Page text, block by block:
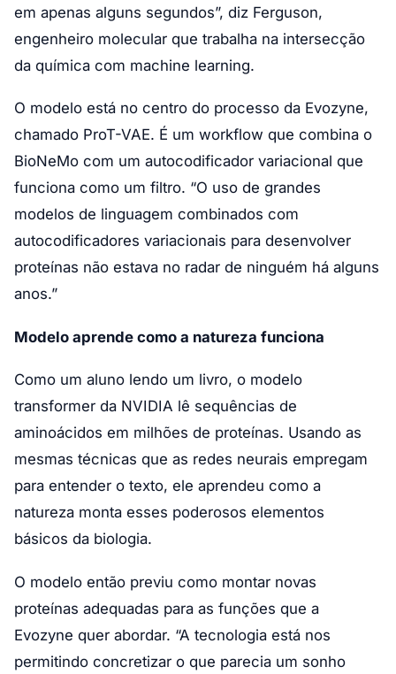
em apenas alguns segundos”, diz Ferguson,
engenheiro molecular que trabalha na intersecção
da química com machine learning.
O modelo está no centro do processo da Evozyne,
chamado ProT-VAE. É um workflow que combina o
BioNeMo com um autocodificador variacional que
funciona como um filtro. “O uso de grandes
modelos de linguagem combinados com
autocodificadores variacionais para desenvolver
proteínas não estava no radar de ninguém há alguns
anos.”
Modelo aprende como a natureza funciona
Como um aluno lendo um livro, o modelo
transformer da NVIDIA lê sequências de
aminoácidos em milhões de proteínas. Usando as
mesmas técnicas que as redes neurais empregam
para entender o texto, ele aprendeu como a
natureza monta esses poderosos elementos
básicos da biologia.
O modelo então previu como montar novas
proteínas adequadas para as funções que a
Evozyne quer abordar. “A tecnologia está nos
permitindo concretizar o que parecia um sonho